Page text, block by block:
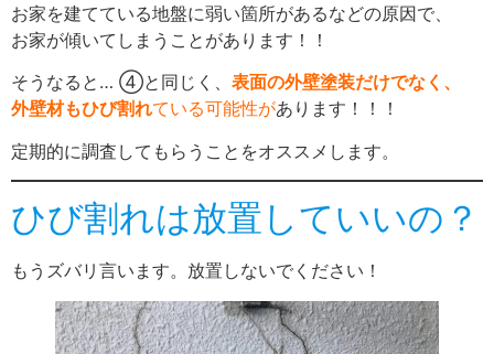
お家を建てている地盤に弱い箇所があるなどの原因で、
お家が傾いてしまうことがあります！！
そうなると… ④と同じく、 表面の外壁塗装だけでなく、
外壁材もひび割れている可能性があります！！！
定期的に調査してもらうことをオススメします。
ひび割れは放置していいの？
もうズバリ言います。放置しないでください！